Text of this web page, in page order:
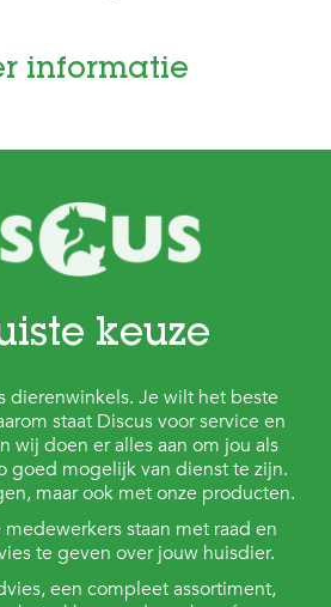
informatie
keuze
dierenwinkels. Je wilt het beste
staat Discus voor service en
wij doen er alles aan om jou als
goed mogelijk van dienst te zijn.
maar ook met onze producten.
staan met raad en
te geven over jouw huisdier.
een compleet assortiment,